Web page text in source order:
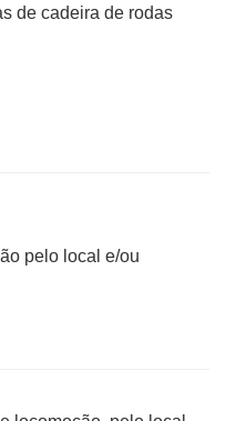
de cadeira de rodas
pelo local e/ou